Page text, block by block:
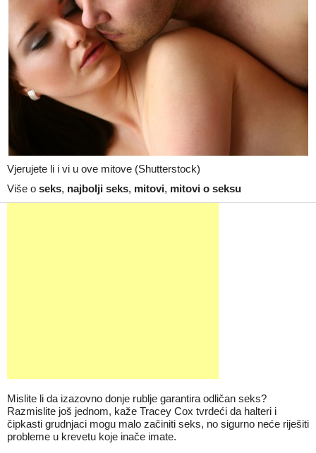
Vjerujete li i vi u ove mitove (Shutterstock)
Više o seks, najbolji seks, mitovi, mitovi o seksu
Mislite li da izazovno donje rublje garantira odličan seks?
Razmislite još jednom, kaže Tracey Cox tvrdeći da halteri i
čipkasti grudnjaci mogu malo začiniti seks, no sigurno neće riješiti
probleme u krevetu koje inače imate.